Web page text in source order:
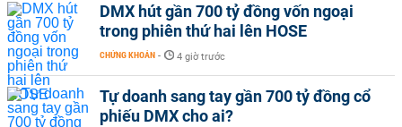
DMX hút gần 700 tỷ đồng vốn ngoại
trong phiên thứ hai lên HOSE
CHỨNG KHOÁN - 4 giờ trước
Tự doanh sang tay gần 700 tỷ đồng cổ
phiếu DMX cho ai?